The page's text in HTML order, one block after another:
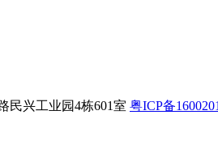
民兴工业园4栋601室 粤ICP备